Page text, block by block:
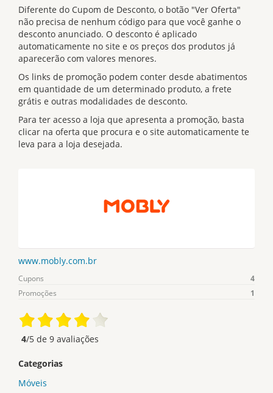
Diferente do Cupom de Desconto, o botão "Ver Oferta"
não precisa de nenhum código para que você ganhe o
desconto anunciado. O desconto é aplicado
automaticamente no site e os preços dos produtos já
aparecerão com valores menores.
Os links de promoção podem conter desde abatimentos
em quantidade de um determinado produto, a frete
grátis e outras modalidades de desconto.
Para ter acesso a loja que apresenta a promoção, basta
clicar na oferta que procura e o site automaticamente te
leva para a loja desejada.
www.mobly.com.br
Cupons
4
Promoções
1
4/5 de 9 avaliações
Categorias
Móveis